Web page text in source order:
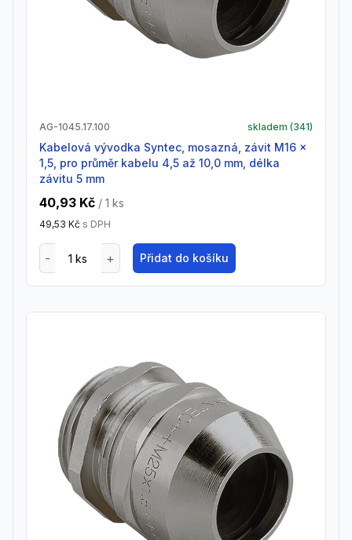
AG-1045.17.100 skladem (341)
Kabelová vývodka Syntec, mosazná, závit M16 x
1,5, pro průměr kabelu 4,5 až 10,0 mm, délka
závitu 5 mm
40,93 Kč / 1 ks
49,53 Kč s DPH
Přidat do košíku